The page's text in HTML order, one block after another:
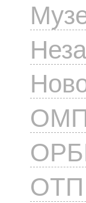
ОТП